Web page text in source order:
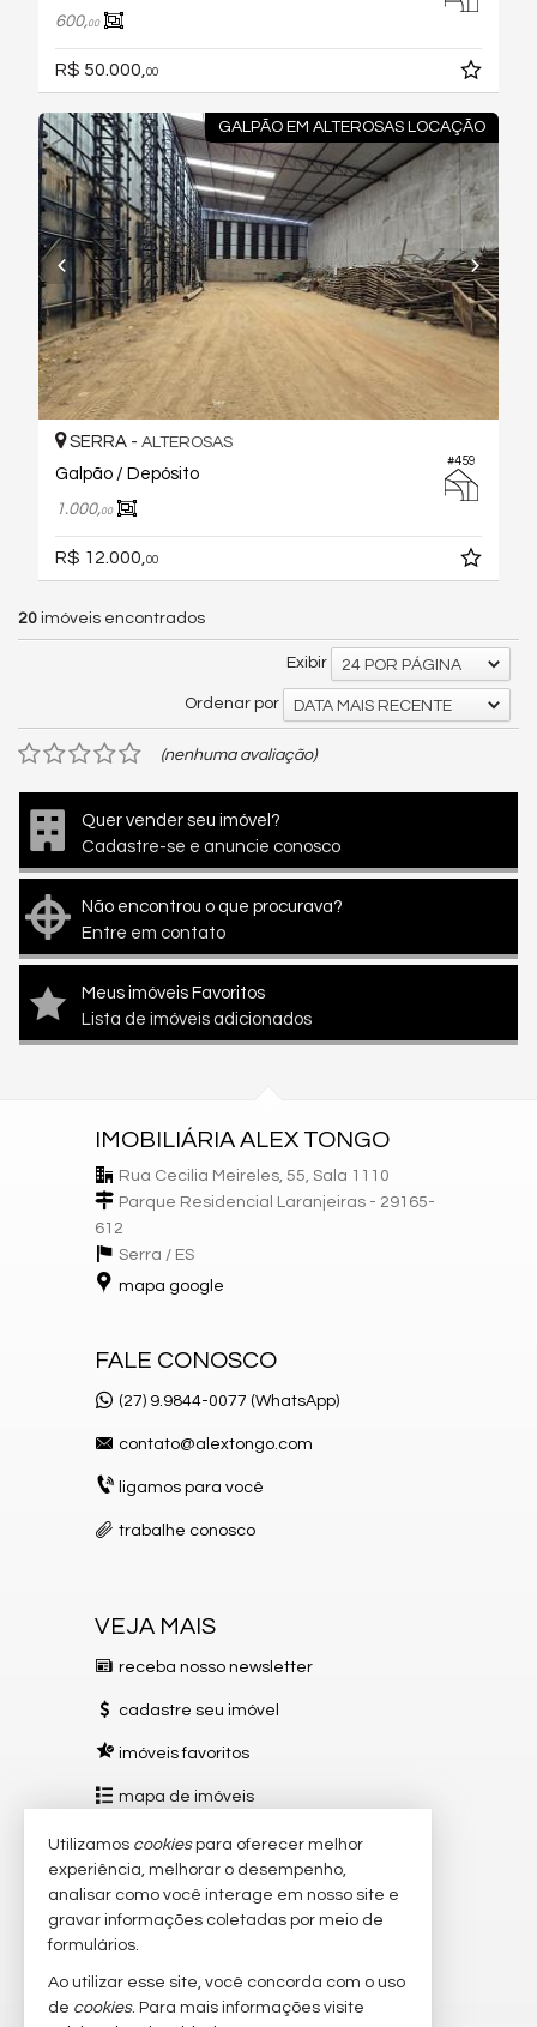
600,00
R$ 50.000, 00
GALPÃO EM ALTEROSAS LOCAÇÃO
#459
SERRA - ALTEROSAS
Galpão / Depósito
1.000,00
R$ 12.000, 00
20 imóveis encontrados
Exibir 24 POR PÁGINA
Ordenar por DATA MAIS RECENTE
(nenhuma avaliação)
Quer vender seu imóvel?
Cadastre-se e anuncie conosco
Não encontrou o que procurava?
Entre em contato
Meus imóveis Favoritos
Lista de imóveis adicionados
IMOBILIÁRIA ALEX TONGO
Rua Cecilia Meireles, 55, Sala 1110
Parque Residencial Laranjeiras - 29165-
612
Serra / ES
mapa google
FALE CONOSCO
(27) 9.9844-0077 (WhatsApp)
contato@alextongo.com
ligamos para você
trabalhe conosco
VEJA MAIS
receba nosso newsletter
cadastre seu imóvel
imóveis favoritos
mapa de imóveis
REDES SOCIAIS
Instagram
TikTok
YouTube
Utilizamos cookiespara oferecer melhor
experiência, melhorar o desempenho,
analisar como você interage em nosso site e
gravar informações coletadas por meio de
formulários.
Ao utilizar esse site, você concorda com o uso
de cookies. Para mais informações visite